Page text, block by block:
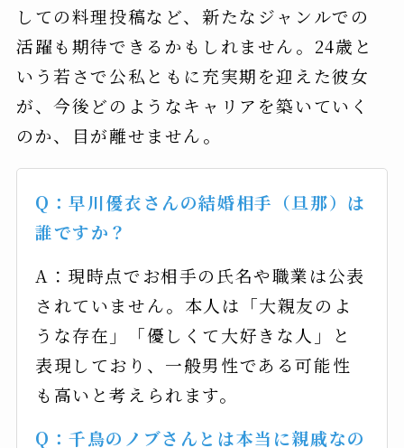
しての料理投稿など、新たなジャンルでの
活躍も期待できるかもしれません。24歳と
いう若さで公私ともに充実期を迎えた彼女
が、今後どのようなキャリアを築いていく
のか、目が離せません。
Q：早川優衣さんの結婚相手（旦那）は
誰ですか？
A：現時点でお相手の氏名や職業は公表
されていません。本人は「大親友のよ
うな存在」「優しくて大好きな人」と
表現しており、一般男性である可能性
も高いと考えられます。
Q：千鳥のノブさんとは本当に親戚なの